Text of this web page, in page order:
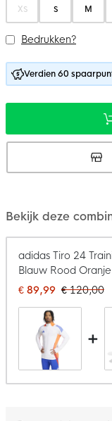
XS S M
Bedrukken?
Verdien 60
Bekijk deze
adidas Tiro 24
Blauw Rood Oranje
€ 89,99 € 120,00
+